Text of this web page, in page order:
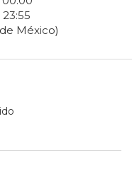
23:55
México)